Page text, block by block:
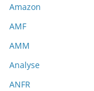
Amazon
AMF
AMM
Analyse
ANFR